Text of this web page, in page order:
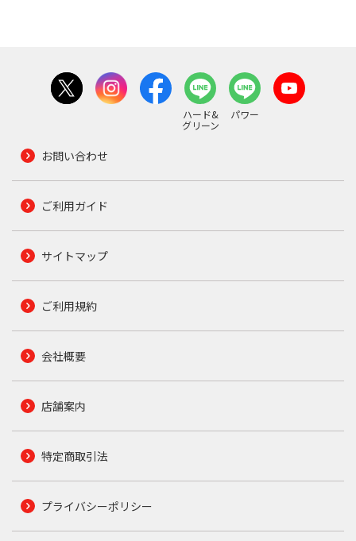
ハード&
グリーン
パワー
お問い合わせ
ご利用ガイド
サイトマップ
ご利用規約
会社概要
店舗案内
特定商取引法
プライバシーポリシー